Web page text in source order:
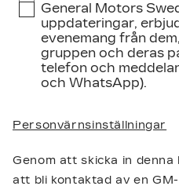
General Motors
uppdateringar,
evenemang från
gruppen och deras
telefon och
och WhatsApp).
Personvärnsinställningar
Genom att skicka in
att bli kontaktad av en